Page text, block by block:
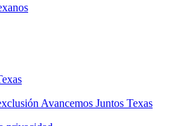
Avancemos Juntos Texas